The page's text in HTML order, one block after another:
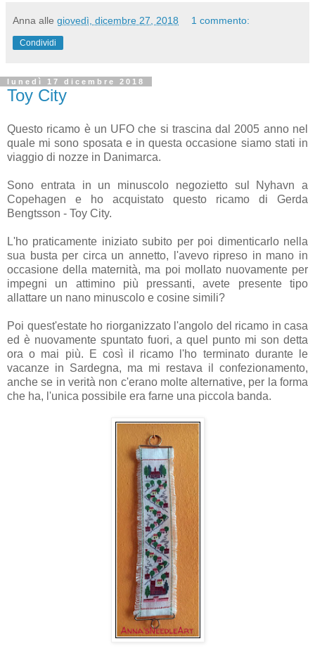
Anna alle giovedì, dicembre 27, 2018 1 commento:
Condividi
lunedì 17 dicembre 2018
Toy City
Questo ricamo è un UFO che si trascina dal 2005 anno nel
quale mi sono sposata e in questa occasione siamo stati in
viaggio di nozze in Danimarca.
Sono entrata in un minuscolo negozietto sul Nyhavn a
Copehagen e ho acquistato questo ricamo di Gerda
Bengtsson - Toy City.
L'ho praticamente iniziato subito per poi dimenticarlo nella
sua busta per circa un annetto, l'avevo ripreso in mano in
occasione della maternità, ma poi mollato nuovamente per
impegni un attimino più pressanti, avete presente tipo
allattare un nano minuscolo e cosine simili?
Poi quest'estate ho riorganizzato l'angolo del ricamo in casa
ed è nuovamente spuntato fuori, a quel punto mi son detta
ora o mai più. E così il ricamo l'ho terminato durante le
vacanze in Sardegna, ma mi restava il confezionamento,
anche se in verità non c'erano molte alternative, per la forma
che ha, l'unica possibile era farne una piccola banda.